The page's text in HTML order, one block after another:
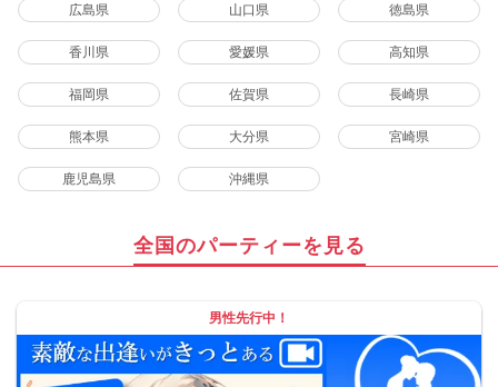
広島県 山口県 徳島県
香川県 愛媛県 高知県
福岡県 佐賀県 長崎県
熊本県 大分県 宮崎県
鹿児島県 沖縄県
全国のパーティーを見る
男性先行中！